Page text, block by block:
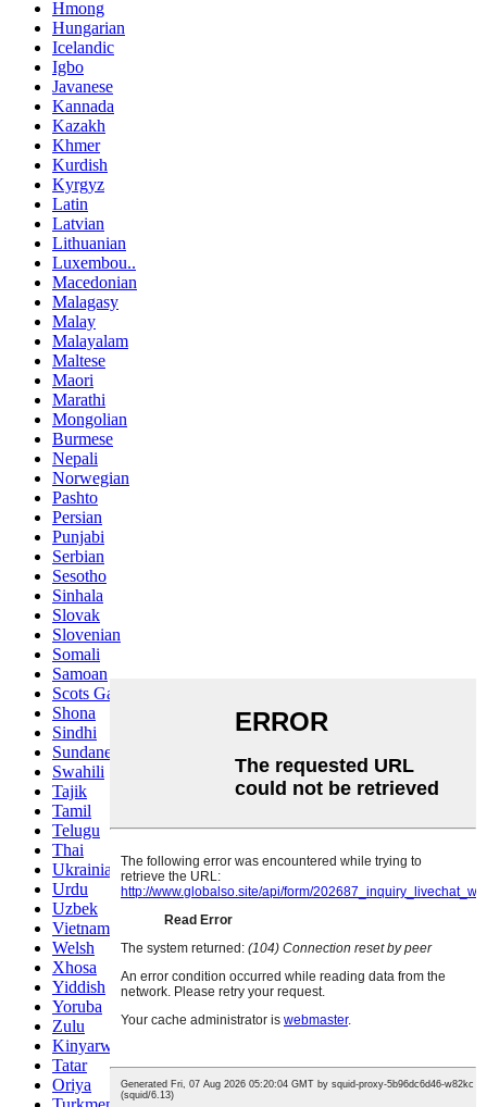
Hmong
Hungarian
Icelandic
Igbo
Javanese
Kannada
Kazakh
Khmer
Kurdish
Kyrgyz
Latin
Latvian
Lithuanian
Luxembou..
Macedonian
Malagasy
Malay
Malayalam
Maltese
Maori
Marathi
Mongolian
Burmese
Nepali
Norwegian
Pashto
Persian
Punjabi
Serbian
Sesotho
Sinhala
Slovak
Slovenian
Somali
Samoan
Scots Gaelic
Shona
Sindhi
Sundanese
Swahili
Tajik
Tamil
Telugu
Thai
Ukrainian
Urdu
Uzbek
Vietnamese
Welsh
Xhosa
Yiddish
Yoruba
Zulu
Kinyarwanda
Tatar
Oriya